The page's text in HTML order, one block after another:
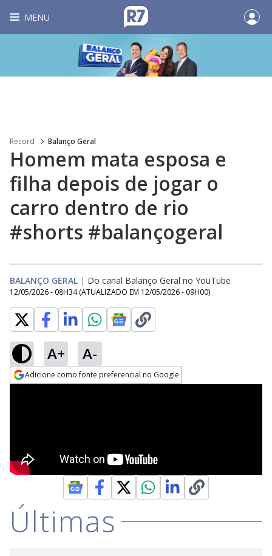
MENU
Record Balanço Geral
Homem mata esposa e
filha depois de jogar o
carro dentro de rio
#shorts #balançogeral
BALANÇO GERAL | Do canal Balanço Geral no YouTube
12/05/2026 - 08H34 (ATUALIZADO EM 12/05/2026 - 09H00)
A+ A-
Adicione como fonte preferencial no Google
Últimas